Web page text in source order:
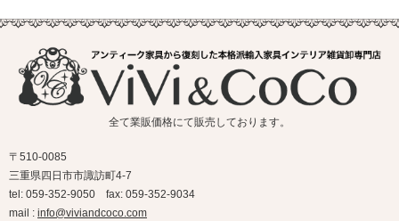
全て業販価格にて販売しております。
〒510-0085
三重県四日市市諏訪町4-7
tel: 059-352-9050 fax: 059-352-9034
mail : info@viviandcoco.com